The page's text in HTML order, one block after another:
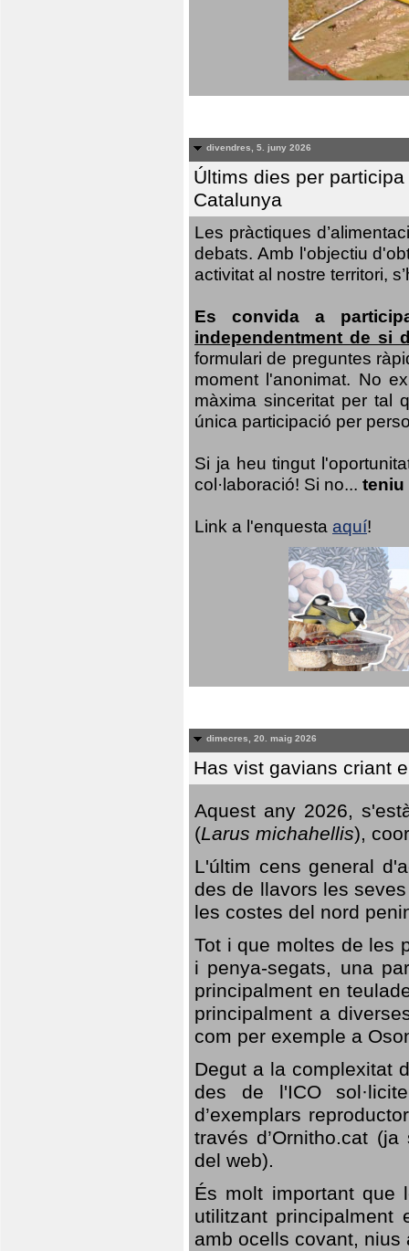
divendres, 5. juny 2026
Últims dies per
Catalunya
Les pràctiques
debats. Amb l'objectiu
activitat al nostre territori,
Es convida a
independentment de si
formulari de preguntes
moment l'anonimat. No
màxima sinceritat per tal
única participació per
Si ja heu tingut
col·laboració! Si no... teniu
Link a l'enquesta aquí!
dimecres, 20. maig 2026
Has vist gavians criant
Aquest any 2026,
(Larus michahellis),
L'últim cens general
des de llavors les
les costes del nord
Tot i que moltes de les
i penya-segats, una
principalment en
principalment a
com per exemple a
Degut a la complexitat
des de l'ICO
d’exemplars
través d’Ornitho.cat
del web).
És molt important que
utilitzant
amb ocells covant,